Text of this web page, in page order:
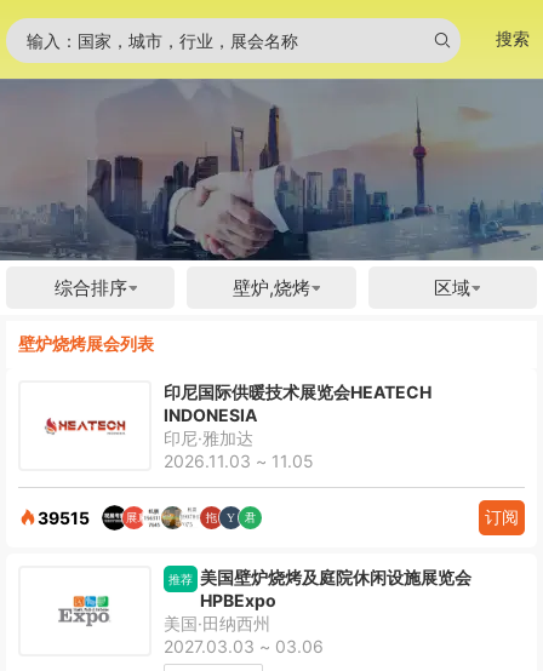
输入：国家，城市，行业，展会名称 搜索
综合排序 壁炉,烧烤 区域
壁炉烧烤展会列表
印尼国际供暖技术展览会HEATECH
INDONESIA
印尼·雅加达
2026.11.03 ~ 11.05
39515 订阅
推荐 美国壁炉烧烤及庭院休闲设施展览会
HPBExpo
美国·田纳西州
2027.03.03 ~ 03.06